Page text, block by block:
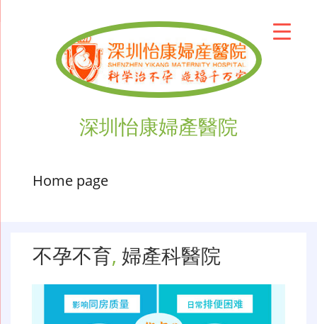
深圳怡康婦產醫院
Home page
不孕不育, 婦產科醫院